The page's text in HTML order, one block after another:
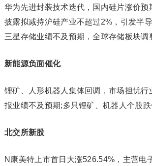
华为先进封装技术迭代，国内硅片涨价预
披露拟减持沪硅产业不超过2%，引发半
三星存储业绩不及预期，全球存储板块调
新能源负面催化
锂矿、人形机器人集体回调，市场担忧行
报业绩不及预期;多只锂矿、机器人个股跌
北交所新股
N康美特上市首日大涨526.54%，主营电